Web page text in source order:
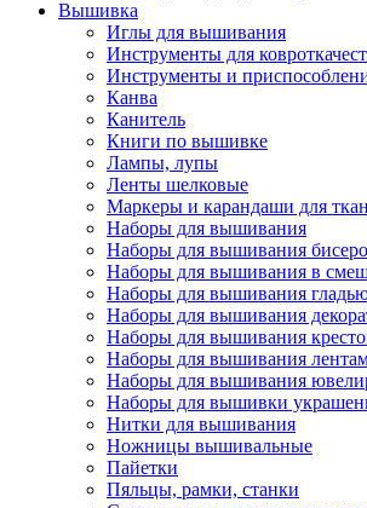
Вышивка
Иглы для вышивания
Инструменты для
Инструменты и
Канва
Канитель
Книги по вышивке
Лампы, лупы
Ленты шелковые
Маркеры и карандаши для
Наборы для вышивания
Наборы для вышивания
Наборы для вышивания в
Наборы для вышивания
Наборы для вышивания
Наборы для вышивания
Наборы для вышивания
Наборы для вышивания
Наборы для вышивки
Нитки для вышивания
Ножницы вышивальные
Пайетки
Пяльцы, рамки, станки